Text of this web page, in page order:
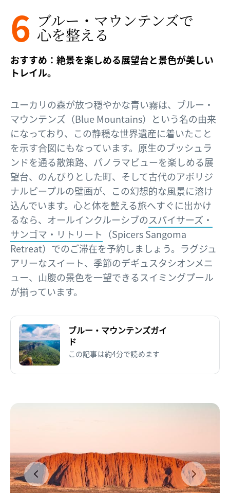
6 ブルー・マウンテンズで​
心を​整える​
おすすめ：絶景を楽しめる展望台と景色が美しい
トレイル。
ユーカリの森が放つ穏やかな青い霧は、ブルー・
マウンテンズ（Blue Mountains）という名の由来
になっており、この静穏な世界遺産に着いたこと
を示す合図にもなっています。原生のブッシュラ
ンドを通る散策路、パノラマビューを楽しめる展
望台、のんびりとした町、そして古代のアボリジ
ナルピープルの壁画が、この幻想的な風景に溶け
込んでいます。心と体を整える旅へすぐに出かけ
るなら、オールインクルーシブのスパイサーズ・
サンゴマ・リトリート （Spicers Sangoma
Retreat）でのご滞在を予約しましょう。ラグジュ
アリーなスイート、季節のデギュスタシオンメニ
ュー、山腹の景色を一望できるスイミングプール
が揃っています。
ブルー・マウンテンズガイ
ド
この記事は約4分で読めます